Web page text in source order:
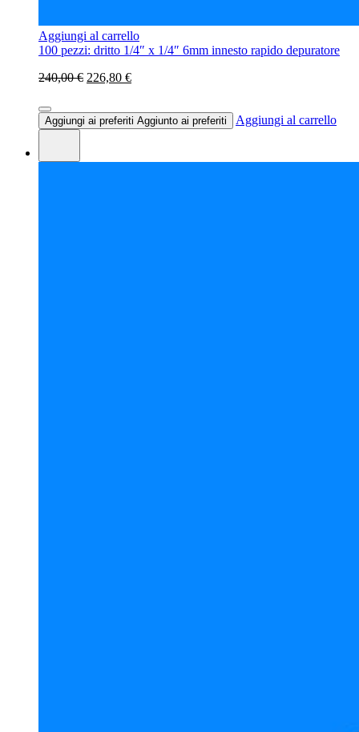
Aggiungi al carrello
100 pezzi: dritto 1/4″ x 1/4″ 6mm innesto rapido depuratore
240,00 € 226,80 €
Aggiungi ai preferiti Aggiunto ai preferiti Aggiungi al carrello